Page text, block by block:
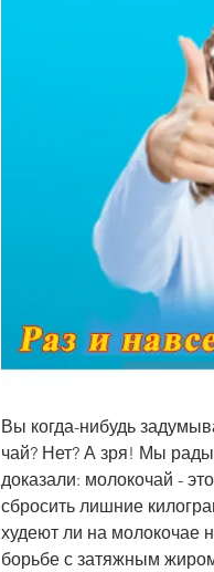
Вы когда-нибудь
чай? Нет? А зря! Мы
доказали: молокочай -
сбросить лишние
худеют ли на молокочае
борьбе с затяжным